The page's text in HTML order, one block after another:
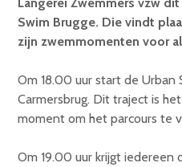
Swim Brugge. Die vindt
zijn zwemmomenten voor
Om 18.00 uur start de
Carmersbrug. Dit traject is
moment om het parcours te
Om 19.00 uur krijgt iedereen